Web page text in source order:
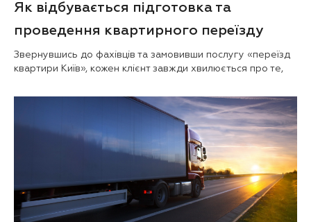
Як відбувається підготовка та
проведення квартирного переїзду
Звернувшись до фахівців та замовивши послугу «переїзд
квартири Київ», кожен клієнт завжди хвилюється про те,